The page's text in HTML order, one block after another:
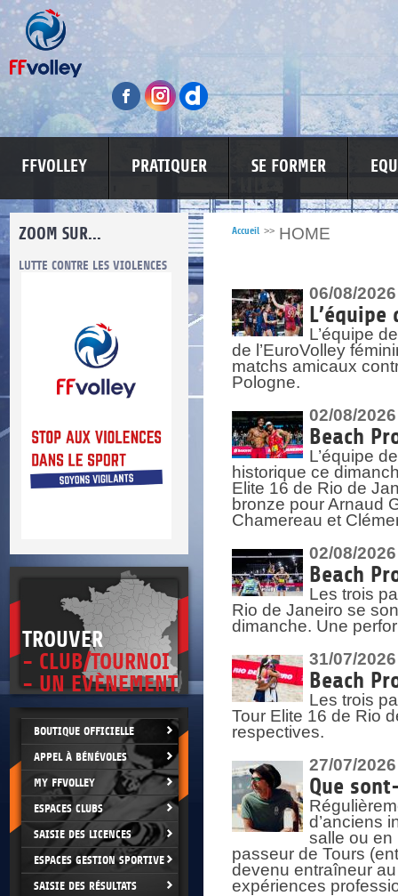
FFVOLLEY PRATIQUER SE FORMER
ZOOM SUR...
LUTTE CONTRE LES VIOLENCES MA PETITE SPONSO
>
TROUVER
- CLUB/TOURNOI
- UN EVÈNEMENT
BOUTIQUE OFFICIELLE
APPEL À BÉNÉVOLES
MY FFVOLLEY
ESPACES CLUBS
SAISIE DES LICENCES
ESPACES GESTION SPORTIVE
SAISIE DES RÉSULTATS
Accueil >> HOME
06/08/2026
L’équipe
L’équipe
de l’EuroVolley
matchs amicaux
Pologne.
02/08/2026
Beach
L’équipe
historique ce
Elite 16 de Rio de
bronze pour Arnaud
Chamereau et
02/08/2026
Beach
Les trois
Rio de Janeiro se
dimanche. Une
31/07/2026
Beach
Les trois
Tour Elite 16 de Rio
respectives.
27/07/2026
Que
d’anciens
salle ou en
passeur de Tours
devenu entraîneur
expériences